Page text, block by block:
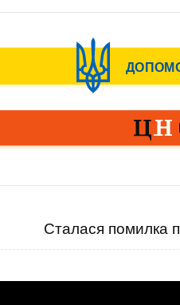
Сталася помилка